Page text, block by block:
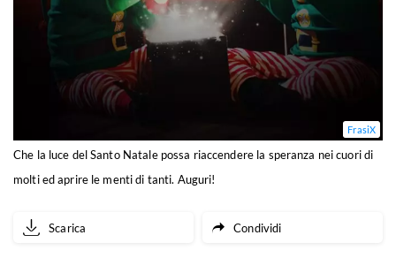
FrasiX
Che la luce del Santo Natale possa riaccendere la speranza nei cuori di
molti ed aprire le menti di tanti. Auguri!
Scarica Condividi